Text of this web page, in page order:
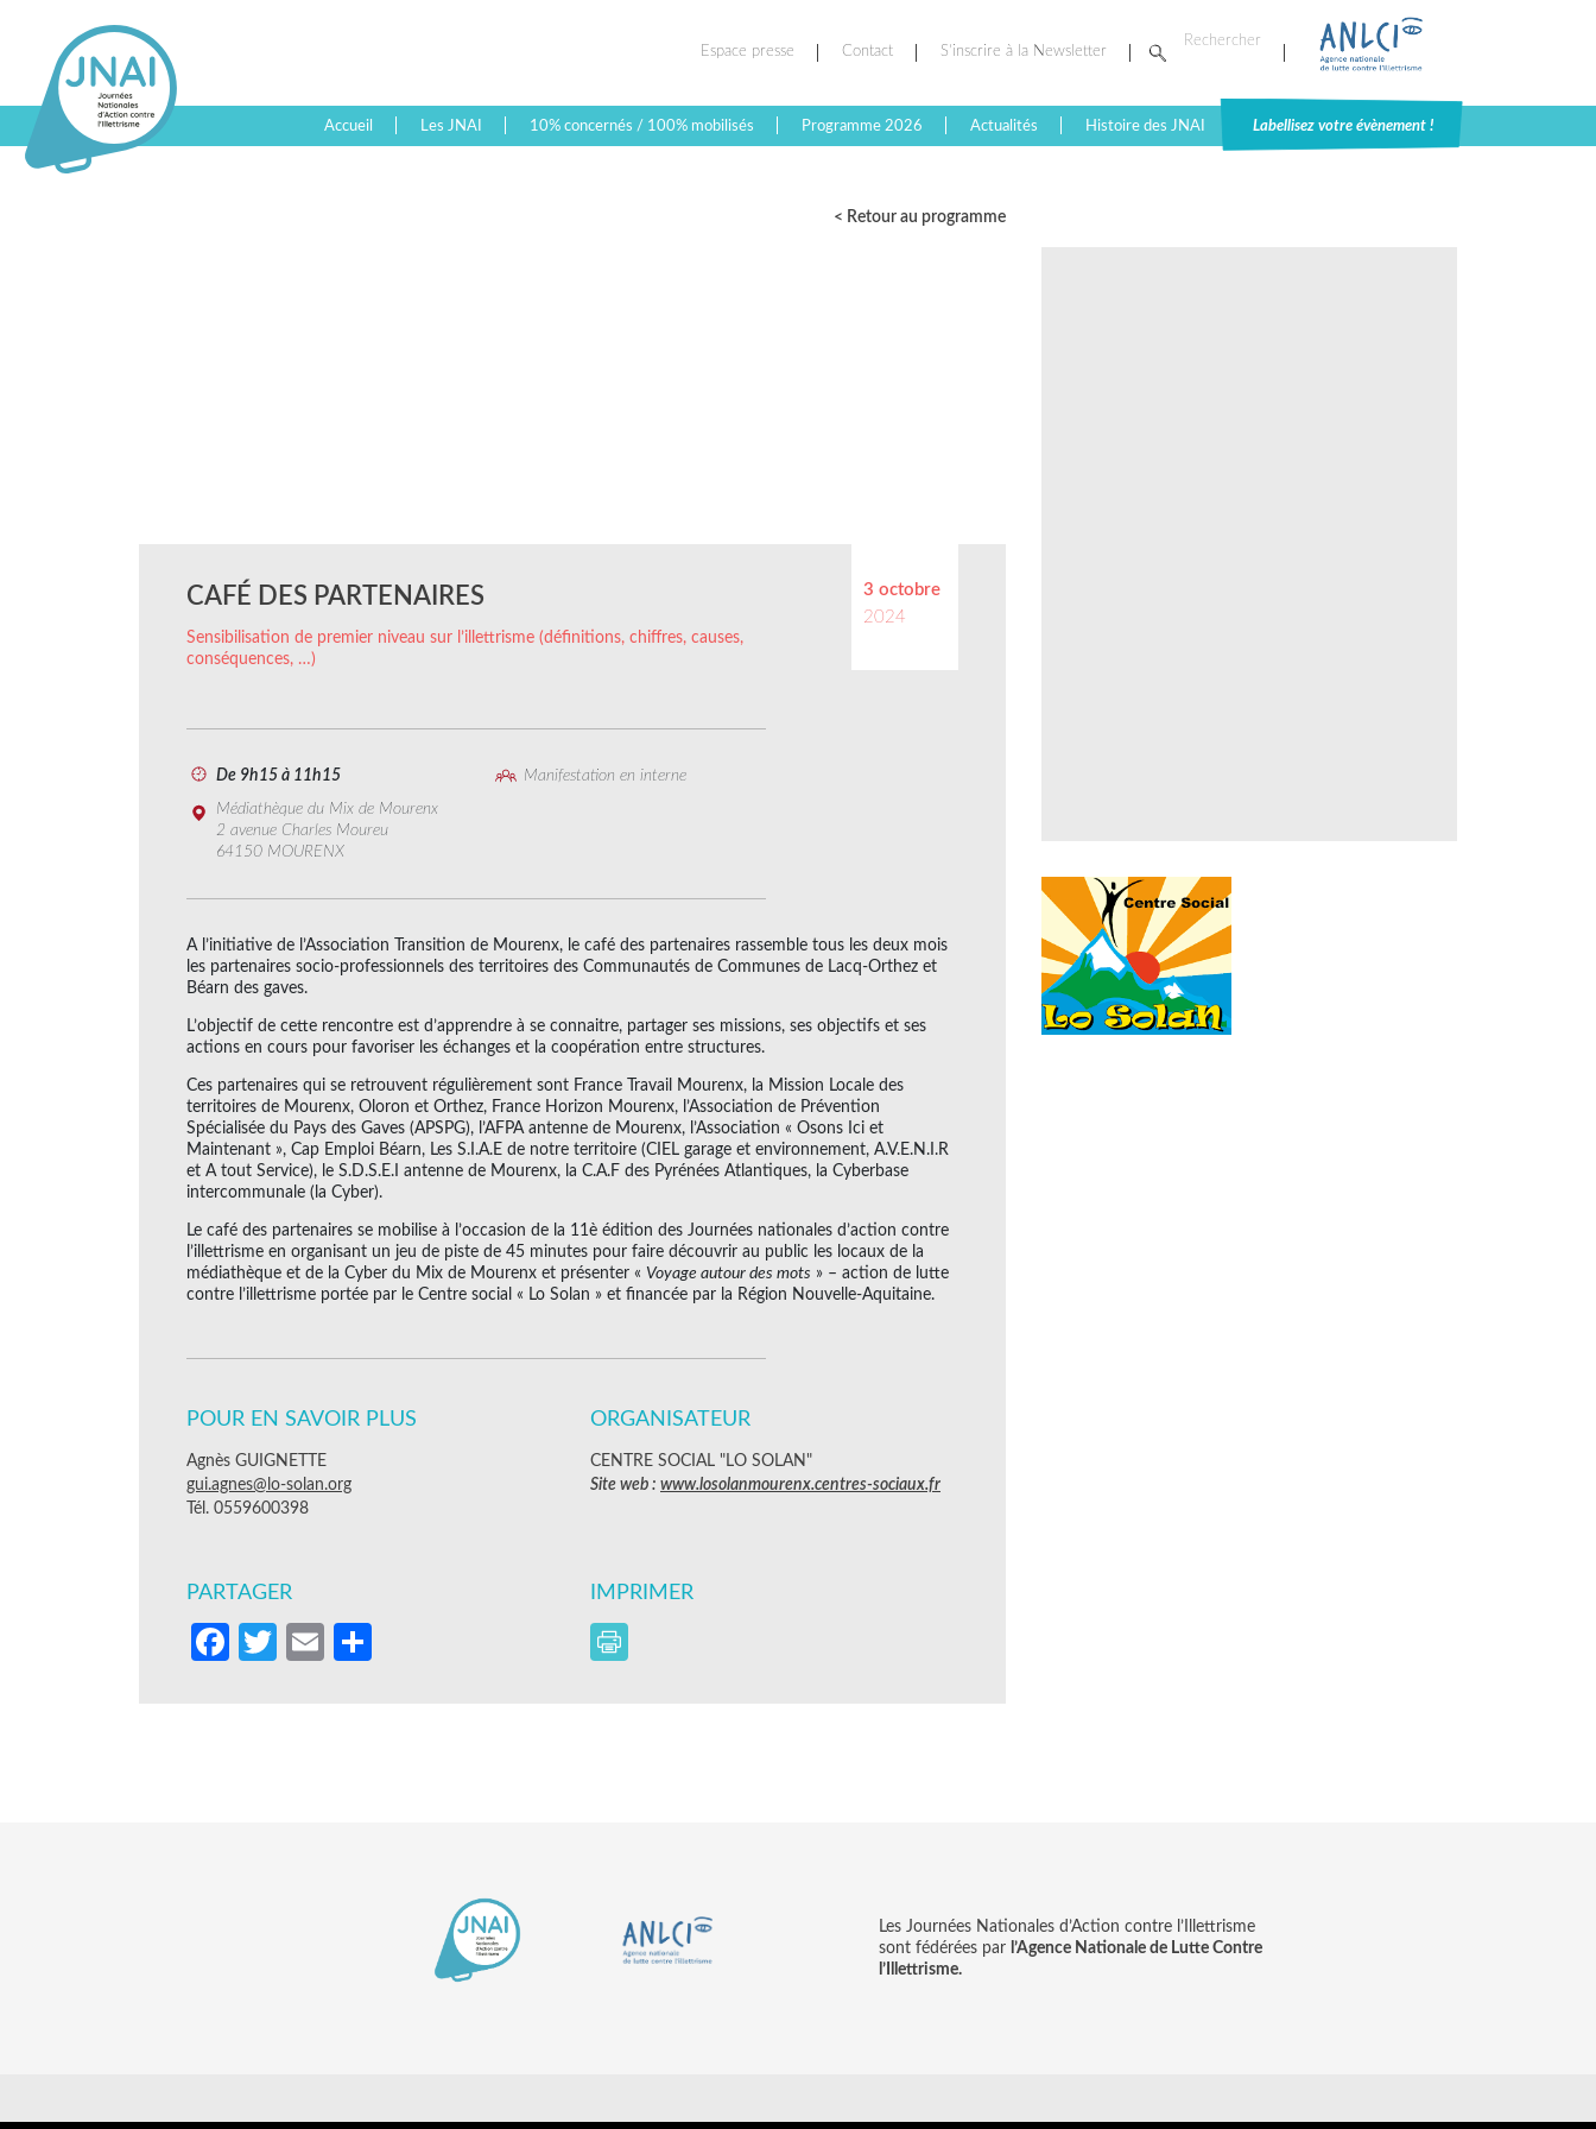
Espace presse Contact S’inscrire à la Newsletter
Accueil Les JNAI 10% concernés / 100% mobilisés Programme 2026 Actualités Histoire des JNAI Labellisez votre évènement !
< Retour au programme
3 octobre
2024
CAFÉ DES PARTENAIRES
Sensibilisation de premier niveau sur l’illettrisme (définitions, chiffres, causes,
conséquences, …)
De 9h15 à 11h15
Manifestation en interne
Médiathèque du Mix de Mourenx
2 avenue Charles Moureu
64150 MOURENX
A l’initiative de l’Association Transition de Mourenx, le café des partenaires rassemble tous les deux mois
les partenaires socio-professionnels des territoires des Communautés de Communes de Lacq-Orthez et
Béarn des gaves.
L’objectif de cette rencontre est d’apprendre à se connaitre, partager ses missions, ses objectifs et ses
actions en cours pour favoriser les échanges et la coopération entre structures.
Ces partenaires qui se retrouvent régulièrement sont France Travail Mourenx, la Mission Locale des
territoires de Mourenx, Oloron et Orthez, France Horizon Mourenx, l’Association de Prévention
Spécialisée du Pays des Gaves (APSPG), l’AFPA antenne de Mourenx, l’Association « Osons Ici et
Maintenant », Cap Emploi Béarn, Les S.I.A.E de notre territoire (CIEL garage et environnement, A.V.E.N.I.R
et A tout Service), le S.D.S.E.I antenne de Mourenx, la C.A.F des Pyrénées Atlantiques, la Cyberbase
intercommunale (la Cyber).
Le café des partenaires se mobilise à l’occasion de la 11è édition des Journées nationales d’action contre
l’illettrisme en organisant un jeu de piste de 45 minutes pour faire découvrir au public les locaux de la
médiathèque et de la Cyber du Mix de Mourenx et présenter « Voyage autour des mots » – action de lutte
contre l’illettrisme portée par le Centre social « Lo Solan » et financée par la Région Nouvelle-Aquitaine.
POUR EN SAVOIR PLUS
Agnès GUIGNETTE
gui.agnes@lo-solan.org
Tél. 0559600398
ORGANISATEUR
CENTRE SOCIAL "LO SOLAN"
Site web : www.losolanmourenx.centres-sociaux.fr
PARTAGER
Facebook
Twitter
Email
IMPRIMER
Les Journées Nationales d’Action contre l’Illettrisme
sont fédérées par l’Agence Nationale de Lutte Contre
l’Illettrisme.